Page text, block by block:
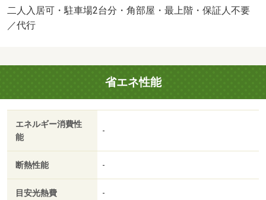
の駐車スペースをご友人や来客者用にも空けておくことが
できます。こだわり条件の一つ、礼金不要の得する一戸建
と素敵な住まいを見つけることができます。・賃貸保証
等：加入要（日本セーフティー 必須 初回保証料賃
料の５０％（最低保証料２．５万円）、月額保証料
２％）・鍵交換代：あり２２，０００円～・維持費等：決
済サービス料５５０円／月・緊急サポート１，６５０円／
月・損害保険料１，０００円／月・ＹＫくらぶ４，０００
り、過ごしやすいお部屋になっております。こちらの物件
には、車２台を停められるスペースがあります。小さなお
二人入居可・駐車場2台分・角部屋・最上階・保証人不要
／代行
省エネ性能
エネルギー消費性
能
-
断熱性能 -
目安光熱費 -